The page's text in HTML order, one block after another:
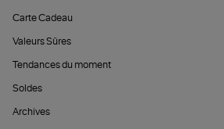
Carte Cadeau
Valeurs Sûres
Tendances du moment
Soldes
Archives